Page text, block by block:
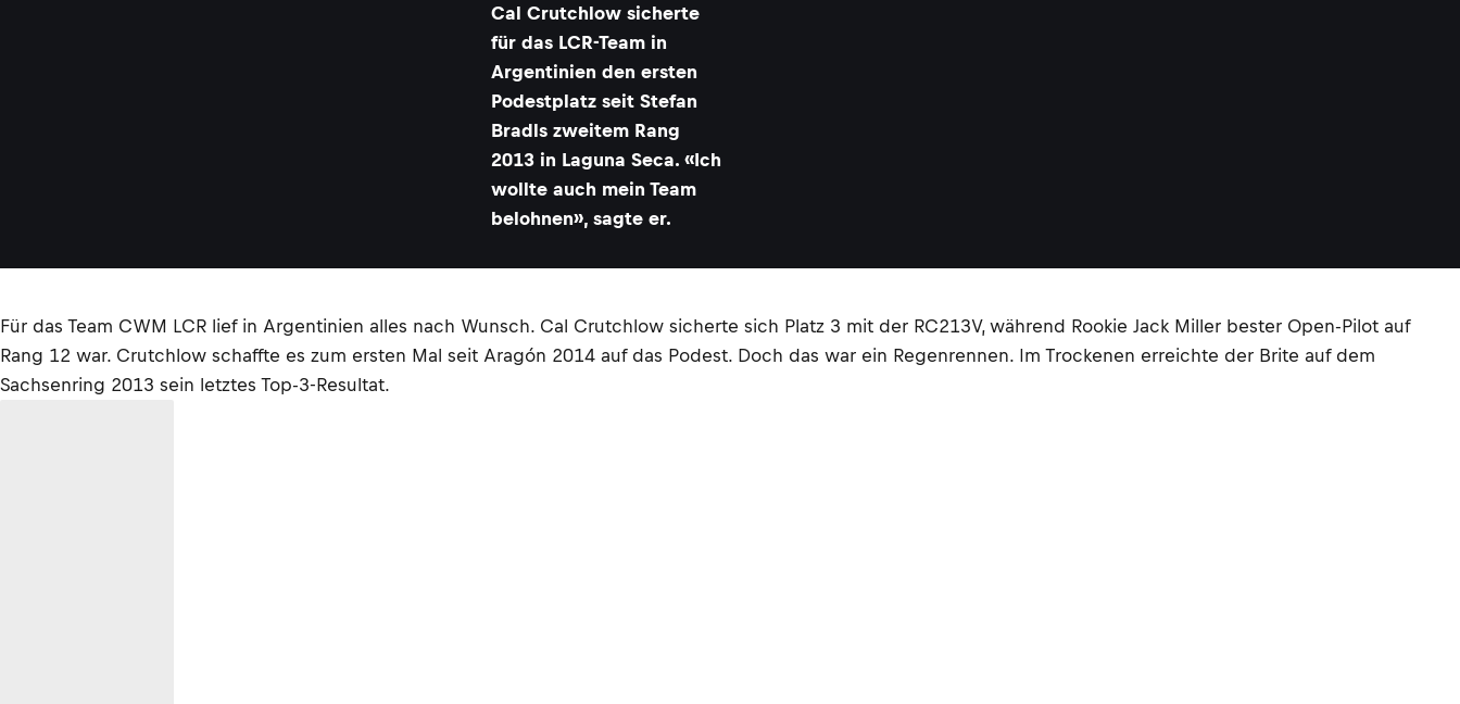
Cal Crutchlow sicherte
für das LCR-Team in
Argentinien den ersten
Podestplatz seit Stefan
Bradls zweitem Rang
2013 in Laguna Seca. «Ich
wollte auch mein Team
belohnen», sagte er.
Für das Team CWM LCR lief in Argentinien alles nach Wunsch. Cal Crutchlow sicherte sich Platz 3 mit der RC213V, während Rookie Jack Miller bester Open-Pilot auf
Rang 12 war. Crutchlow schaffte es zum ersten Mal seit Aragón 2014 auf das Podest. Doch das war ein Regenrennen. Im Trockenen erreichte der Brite auf dem
Sachsenring 2013 sein letztes Top-3-Resultat.